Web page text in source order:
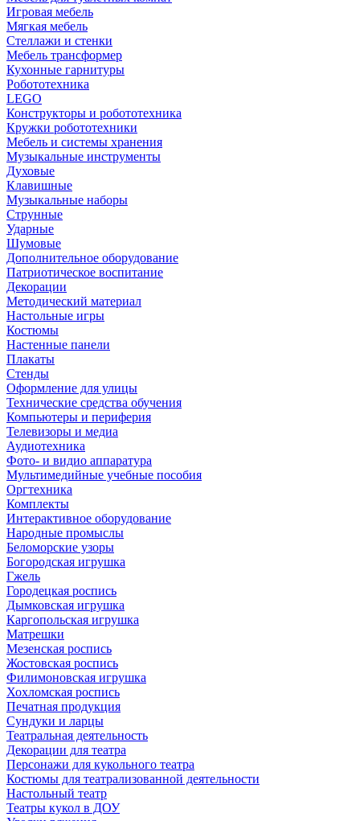
Игровая мебель
Мягкая мебель
Стеллажи и стенки
Мебель трансформер
Кухонные гарнитуры
Робототехника
LEGO
Конструкторы и робототехника
Кружки робототехники
Мебель и системы хранения
Музыкальные инструменты
Духовые
Клавишные
Музыкальные наборы
Струнные
Ударные
Шумовые
Дополнительное оборудование
Патриотическое воспитание
Декорации
Методический материал
Настольные игры
Костюмы
Настенные панели
Плакаты
Стенды
Оформление для улицы
Технические средства обучения
Компьютеры и периферия
Телевизоры и медиа
Аудиотехника
Фото- и видио аппаратура
Мультимедийные учебные пособия
Оргтехника
Комплекты
Интерактивное оборудование
Народные промыслы
Беломорские узоры
Богородская игрушка
Гжель
Городецкая роспись
Дымковская игрушка
Каргопольская игрушка
Матрешки
Мезенская роспись
Жостовская роспись
Филимоновская игрушка
Хохломская роспись
Печатная продукция
Сундуки и ларцы
Театральная деятельность
Декорации для театра
Персонажи для кукольного театра
Костюмы для театрализованной деятельности
Настольный театр
Театры кукол в ДОУ